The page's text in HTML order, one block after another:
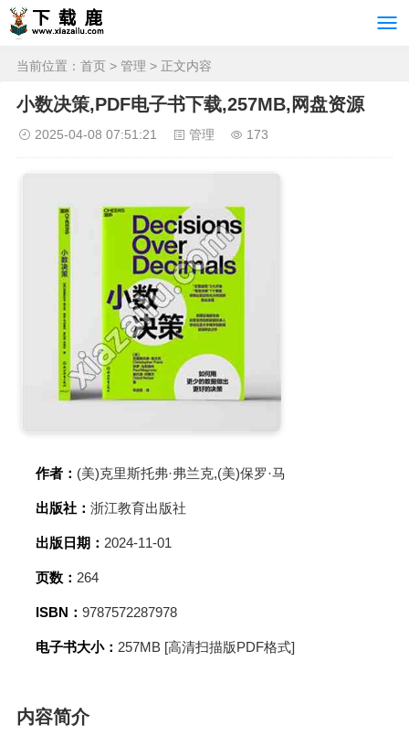
当前位置： 首页 > 管理 > 正文内容
小数决策,PDF电子书下载,257MB,网盘资源
2025-04-08 07:51:21 管理 173
作者： (美)克里斯托弗·弗兰克,(美)保罗·马
出版社： 浙江教育出版社
出版日期： 2024-11-01
页数： 264
ISBN： 9787572287978
电子书大小： 257MB [高清扫描版PDF格式]
内容简介